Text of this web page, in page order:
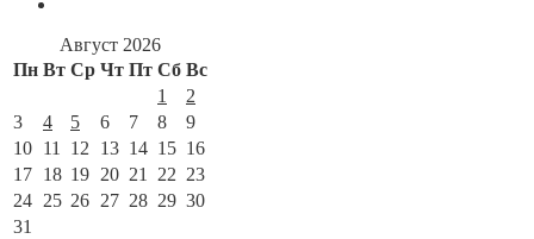
Август 2026
Пн Вт Ср Чт Пт Сб Вс
1
2
3
4 5 6 7 8
9
10 11 12 13 14 15 16
17 18 19 20 21 22 23
24 25 26 27 28 29 30
31